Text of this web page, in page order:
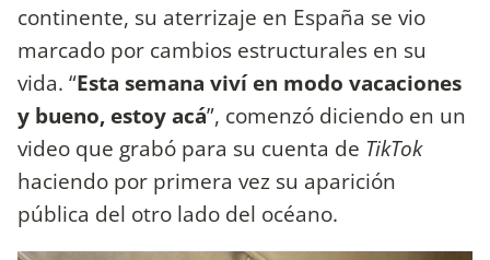
continente, su aterrizaje en España se vio
marcado por cambios estructurales en su
vida. “Esta semana viví en modo vacaciones
y bueno, estoy acá”, comenzó diciendo en un
video que grabó para su cuenta de TikTok
haciendo por primera vez su aparición
pública del otro lado del océano.